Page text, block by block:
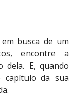
busca de um
encontre a
dela. E, quando
capítulo da sua